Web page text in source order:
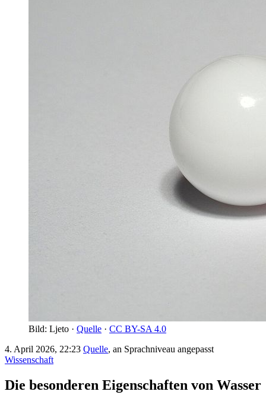
Bild: Ljeto · Quelle · CC BY-SA 4.0
4. April 2026, 22:23 Quelle, an Sprachniveau angepasst
Wissenschaft
Die besonderen Eigenschaften von Wasser